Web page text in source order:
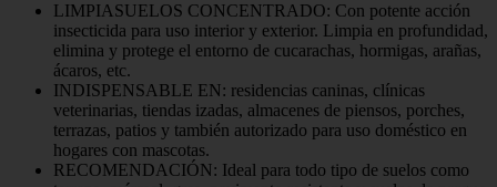
LIMPIASUELOS CONCENTRADO: Con potente acción
insecticida para uso interior y exterior. Limpia en profundidad,
elimina y protege el entorno de cucarachas, hormigas, arañas,
ácaros, etc.
INDISPENSABLE EN: residencias caninas, clínicas
veterinarias, tiendas izadas, almacenes de piensos, porches,
terrazas, patios y también autorizado para uso doméstico en
hogares con mascotas.
RECOMENDACIÓN: Ideal para todo tipo de suelos como